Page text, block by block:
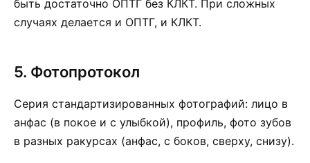
быть достаточно ОПТГ без КЛКТ. При сложных
случаях делается и ОПТГ, и КЛКТ.
5. Фотопротокол
Серия стандартизированных фотографий: лицо в
анфас (в покое и с улыбкой), профиль, фото зубов
в разных ракурсах (анфас, с боков, сверху, снизу).